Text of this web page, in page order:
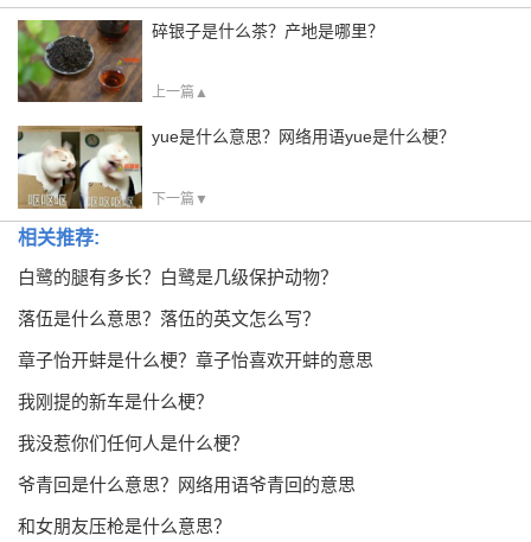
碎银子是什么茶？产地是哪里？
上一篇▲
yue是什么意思？网络用语yue是什么梗？
下一篇▼
相关推荐:
白鹭的腿有多长？白鹭是几级保护动物？
落伍是什么意思？落伍的英文怎么写？
章子怡开蚌是什么梗？章子怡喜欢开蚌的意思
我刚提的新车是什么梗？
我没惹你们任何人是什么梗？
爷青回是什么意思？网络用语爷青回的意思
和女朋友压枪是什么意思？